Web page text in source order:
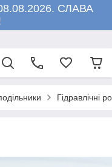
СЛАВА
Гідравлічні